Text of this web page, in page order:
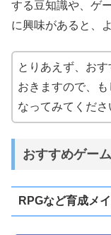
する豆知識や、ゲ
に興味があると、
とりあえず、お
おきますので、
なってみてくださ
おすすめゲー
RPGなど育成メ